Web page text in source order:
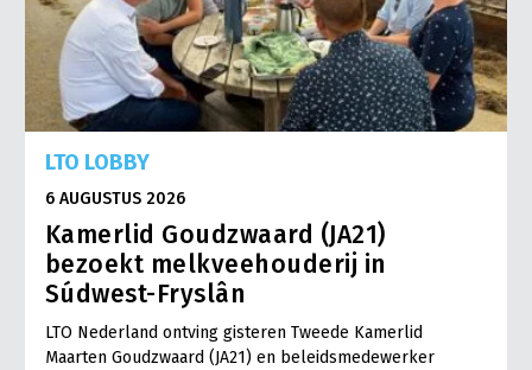
LTO LOBBY
6 AUGUSTUS 2026
Kamerlid Goudzwaard (JA21)
bezoekt melkveehouderij in
Súdwest-Fryslân
LTO Nederland ontving gisteren Tweede Kamerlid
Maarten Goudzwaard (JA21) en beleidsmedewerker